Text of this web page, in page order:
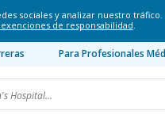
sociales y analizar nuestro tráfico.
exenciones de responsabilidad.
Para Profesionales